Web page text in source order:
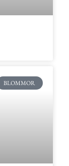
BLOMMOR